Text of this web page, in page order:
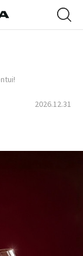
2026.12.31